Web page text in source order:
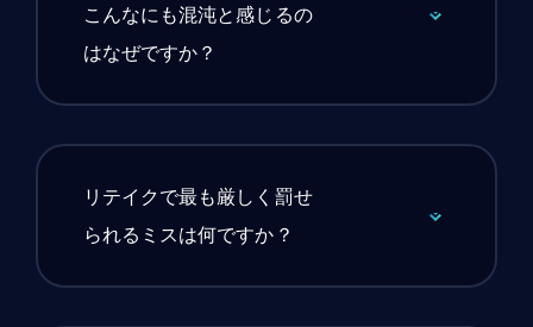
こんなにも混沌と感じるの
はなぜですか？
リテイクで最も厳しく罰せ
られるミスは何ですか？